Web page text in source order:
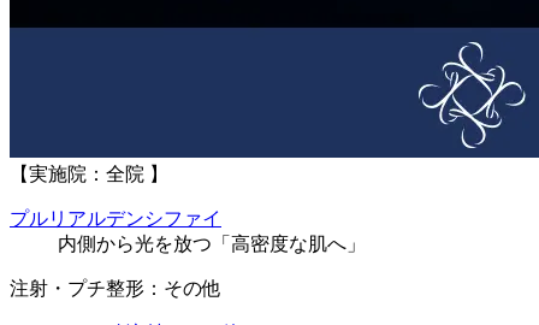
【実施院：全院 】
プルリアルデンシファイ
内側から光を放つ「高密度な肌へ」
注射・プチ整形：その他